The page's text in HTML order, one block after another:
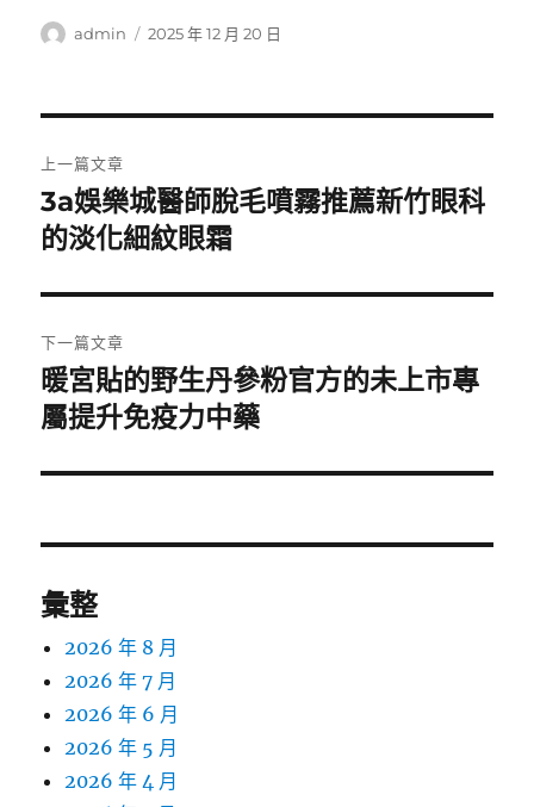
作
admin
發
2025 年 12 月 20 日
章
導
覽
上一篇文章
上
一
文
章:
3a娛樂城醫師脫毛噴霧推薦新竹眼科
的淡化細紋眼霜
下一篇文章
下
一
文
暖宮貼的野生丹參粉官方的未上市專
屬提升免疫力中藥
彙整
2026 年 8 月
2026 年 7 月
2026 年 6 月
2026 年 5 月
2026 年 4 月